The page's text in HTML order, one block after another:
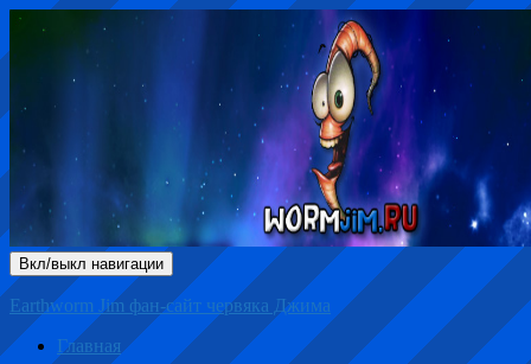
Вкл/выкл навигации
Earthworm Jim фан-сайт червяка Джима
Главная